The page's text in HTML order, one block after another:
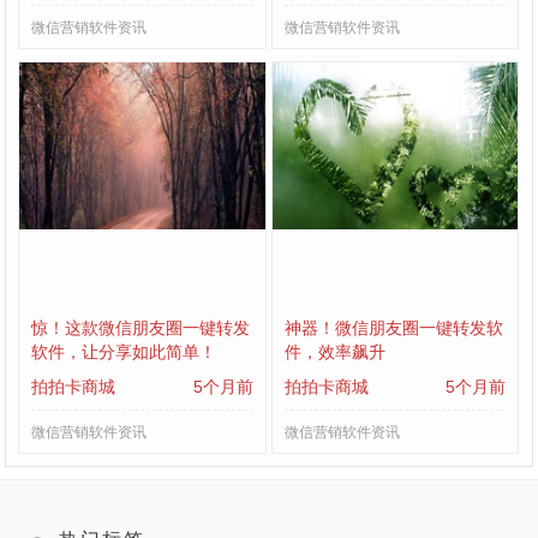
微信营销软件资讯 微信营销软件资讯
惊！这款微信朋友圈一键转发
软件，让分享如此简单！
拍拍卡商城
5个月前
微信营销软件资讯
神器！微信朋友圈一键转发软
件，效率飙升
拍拍卡商城
5个月前
微信营销软件资讯